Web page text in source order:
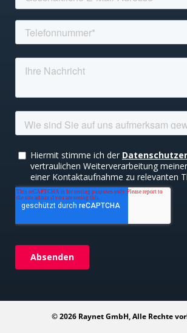
© 2026 Raynet GmbH, Alle Rechte